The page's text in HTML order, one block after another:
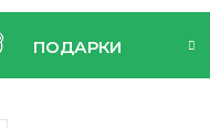
ПОДАРКИ